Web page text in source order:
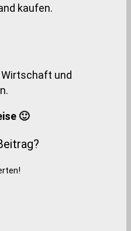
kaufen.
und
🙂